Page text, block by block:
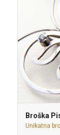
Broška
Unikatna